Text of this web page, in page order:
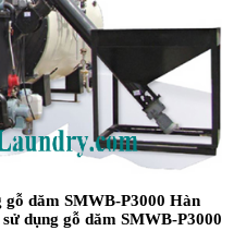
gỗ dăm SMWB-P3000 Hàn
dụng gỗ dăm SMWB-P3000